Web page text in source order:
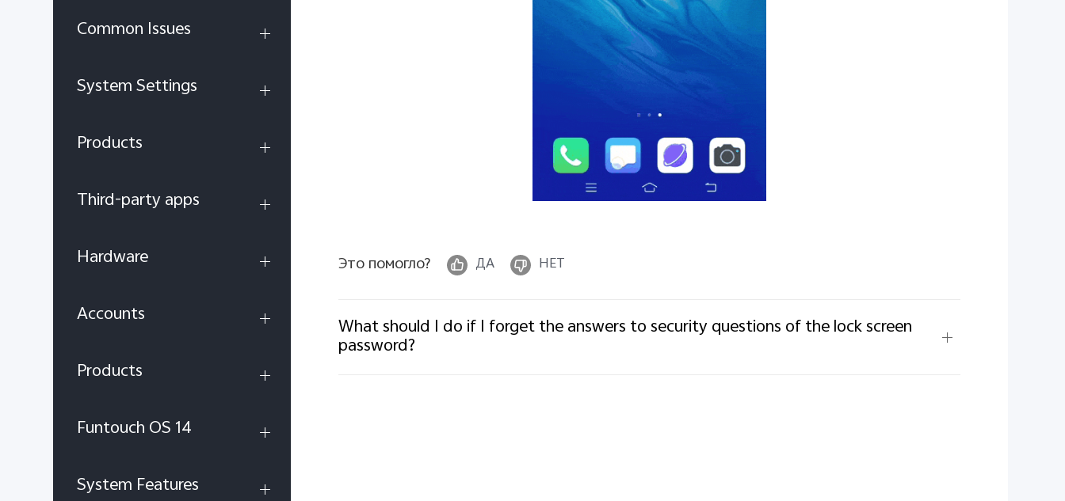
Common Issues
System Settings
Products
Third-party apps
Hardware
Accounts
Products
Funtouch OS 14
System Features
Это помогло? ДА НЕТ
What should I do if I forget the answers to security questions of the lock screen
password?